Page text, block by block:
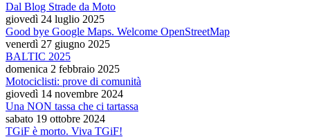
Dal Blog Strade da Moto
giovedì 24 luglio 2025
Good bye Google Maps. Welcome OpenStreetMap
venerdì 27 giugno 2025
BALTIC 2025
domenica 2 febbraio 2025
Motociclisti: prove di comunità
giovedì 14 novembre 2024
Una NON tassa che ci tartassa
sabato 19 ottobre 2024
TGiF è morto. Viva TGiF!